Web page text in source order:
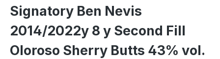
Signatory Ben Nevis
2014/2022y 8 y Second Fill
Oloroso Sherry Butts 43% vol.